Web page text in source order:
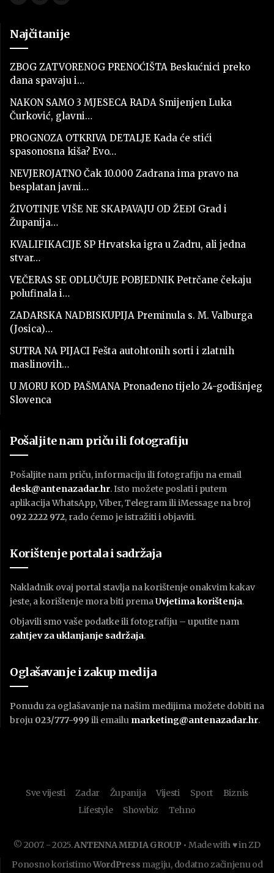
Najčitanije
ZBOG ZATVORENOG PRENOĆIŠTA Beskućnici preko
dana spavaju i…
NAKON SAMO 3 MJESECA RADA Smijenjen Luka
Čurković, glavni…
PROGNOZA OTKRIVA DETALJE Kada će stići
spasonosna kiša? Evo…
NEVJEROJATNO Čak 10.000 Zadrana ima pravo na
besplatan javni…
ŽIVOTINJE VIŠE NE SKAPAVAJU OD ŽEĐI Grad i
Županija…
KVALIFIKACIJE SP Hrvatska igra u Zadru, ali jedna
stvar…
VEČERAS SE ODLUČUJE POBJEDNIK Petrčane čekaju
polufinala i…
ZADARSKA NADBISKUPIJA Preminula s. M. Valburga
(Josica)…
SUTRA NA PIJACI Fešta autohtonih sorti i zlatnih
maslinovih…
U MORU KOD PAŠMANA Pronađeno tijelo 24-godišnjeg
Slovenca
Pošaljite nam priču ili fotografiju
Pošaljite nam priču, informaciju ili fotografiju na email
desk@antenazadar.hr. Isto možete poslati i putem
aplikacija WhatsApp, Viber, Telegram ili iMessage na broj
092 2222 972, rado ćemo je istražiti i objaviti.
Korištenje portala i sadržaja
Nakladnik ovaj portal stavlja na korištenje onakvim kakav
jeste, a korištenje mora biti premaUvjetima korištenja.
Objavili smo vaše podatke ili fotografiju – uputite nam
zahtjev za uklanjanje sadržaja.
Oglašavanje i zakup medija
Ponudu za oglašavanje na našim medijima možete dobiti na
broju 023/777-999 ili emailu marketing@antenazadar.hr.
Sve vijesti Zadar Županija Vijesti Sport
Biznis
Lifestyle
Showbiz Tehno
© 2007. - 2025.ANTENNA MEDIA GROUP • Made with ♥ in ZD
Ponosno koristimoWordPress magiju, dodatno začinjenu od